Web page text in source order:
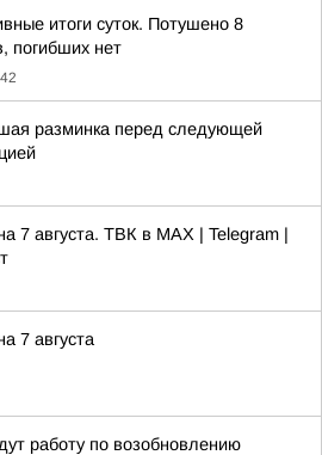
итоги суток. Потушено 8
погибших нет
разминка перед следующей
7 августа. ТВК в MAX | Telegram |
7 августа
работу по возобновлению